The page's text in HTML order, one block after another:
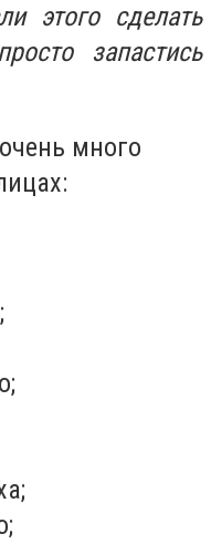
этого сделать
запастись
много